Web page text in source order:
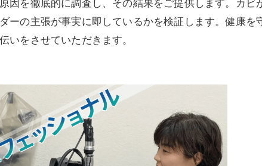
因を徹底的に調査し、その結果をご提供します。カビ
ーの主張が事実に即しているかを検証します。健康を
いをさせていただきます。